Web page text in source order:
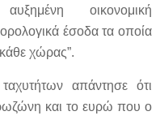
οικονομική
έσοδα τα οποία
χώρας”.
απάντησε ότι
και το ευρώ που ο